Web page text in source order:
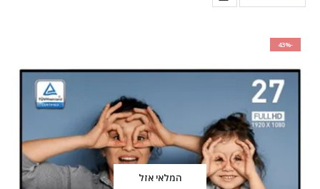
-43%
המלאי אזל